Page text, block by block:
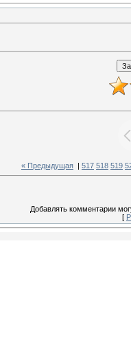
« Предыдущая | 517 518 519
Добавлять комментарии
[